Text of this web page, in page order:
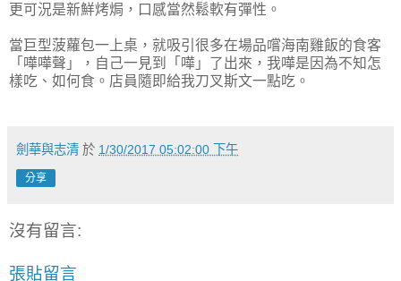
更可況是新鮮烤焗，口感當然鬆軟有彈性。
當巨型菠蘿包一上桌，就吸引很多在場品嚐海南雞飯的食客
「嘩嘩聲」，自己一見到「嘩」了出來，我嘩是因為不知怎
樣吃、如何食。店員隨即給我刀叉斯文一點吃。
劍華與志清 於 1/30/2017 05:02:00 下午
分享
沒有留言:
張貼留言